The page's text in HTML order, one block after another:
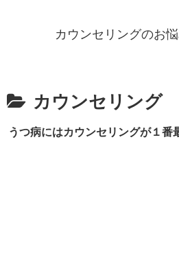
カウンセリングのお
カウンセリング
うつ病にはカウンセリングが１番